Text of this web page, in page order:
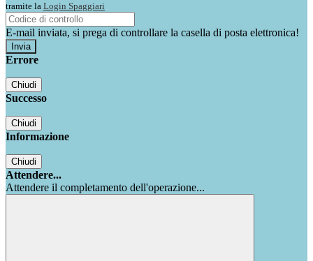
tramite la Login Spaggiari
E-mail inviata, si prega di controllare la casella di posta elettronica!
Errore
Chiudi
Successo
Chiudi
Informazione
Chiudi
Attendere...
Attendere il completamento dell'operazione...